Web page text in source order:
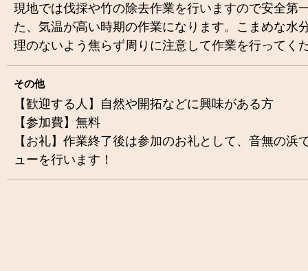
現地では伐採や竹の除去作業を行いますので安全第
た、気温が高い時期の作業になります。こまめな水
理のないよう焦らず周りに注意して作業を行ってく
その他
【歓迎する人】自然や開拓などに興味がある方
【参加費】無料
【お礼】作業終了後は参加のお礼として、音無の浜
ューを行います！